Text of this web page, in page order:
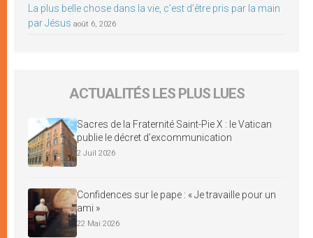
La plus belle chose dans la vie, c’est d’être pris par la main
par Jésus août 6, 2026
ACTUALITÉS LES PLUS LUES
Sacres de la Fraternité Saint-Pie X : le Vatican
publie le décret d’excommunication
2 Juil 2026
Confidences sur le pape : « Je travaille pour un
ami »
22 Mai 2026